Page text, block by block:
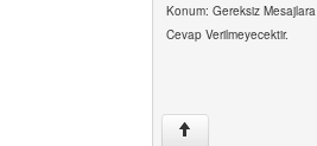
Konum: Gereksiz Mesajlara
Cevap Verilmeyecektir.
↑